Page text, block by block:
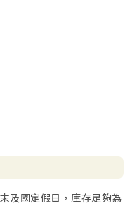
及國定假日，庫存足夠為